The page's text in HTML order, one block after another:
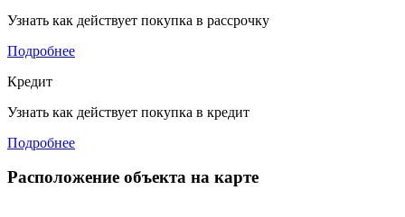
Узнать как действует покупка в рассрочку
Подробнее
Кредит
Узнать как действует покупка в кредит
Подробнее
Расположение объекта на карте